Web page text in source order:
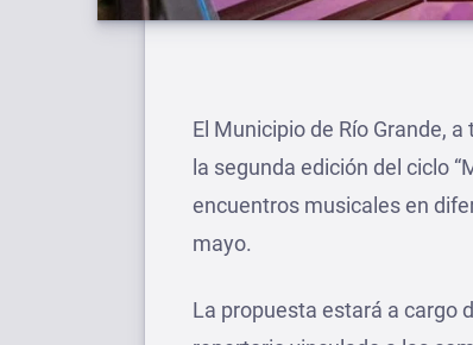
El Municipio de Río Grande,
la segunda edición del ciclo
encuentros musicales en
mayo.
La propuesta estará a cargo